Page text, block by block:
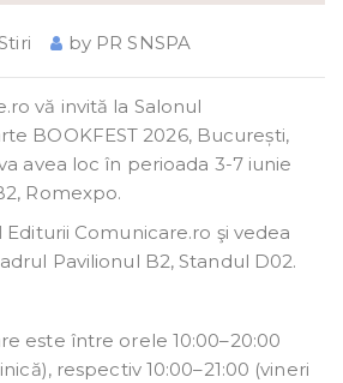
by PR SNSPA
vă invită la Salonul
BOOKFEST 2026, București,
avea loc în perioada 3-7 iunie
Romexpo.
Comunicare.ro şi vedea
Pavilionul B2, Standul D02.
este între orele 10:00–20:00
respectiv 10:00–21:00 (vineri